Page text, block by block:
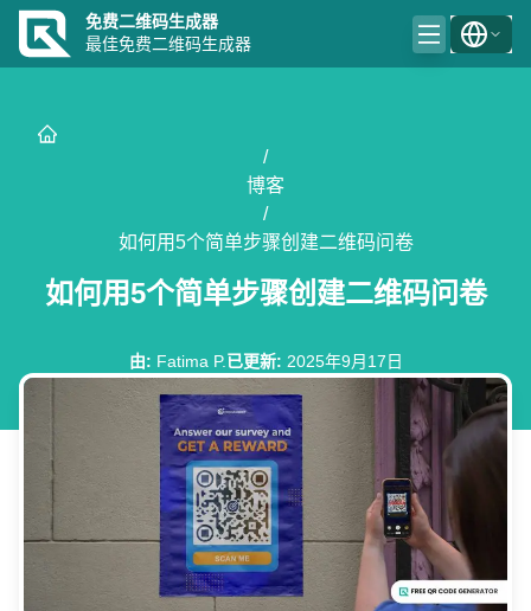
免费二维码生成器
最佳免费二维码生成器
/
博客
/
如何用5个简单步骤创建二维码问卷
如何用5个简单步骤创建二维码问卷
由: Fatima P.已更新: 2025年9月17日